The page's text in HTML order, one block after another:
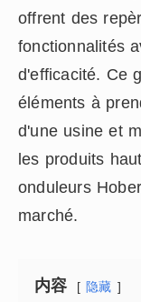
offrent des
fonctionnalités
d'efficacité. Ce
éléments à
d'une usine et
les produits
onduleurs
marché.
内容 隐藏